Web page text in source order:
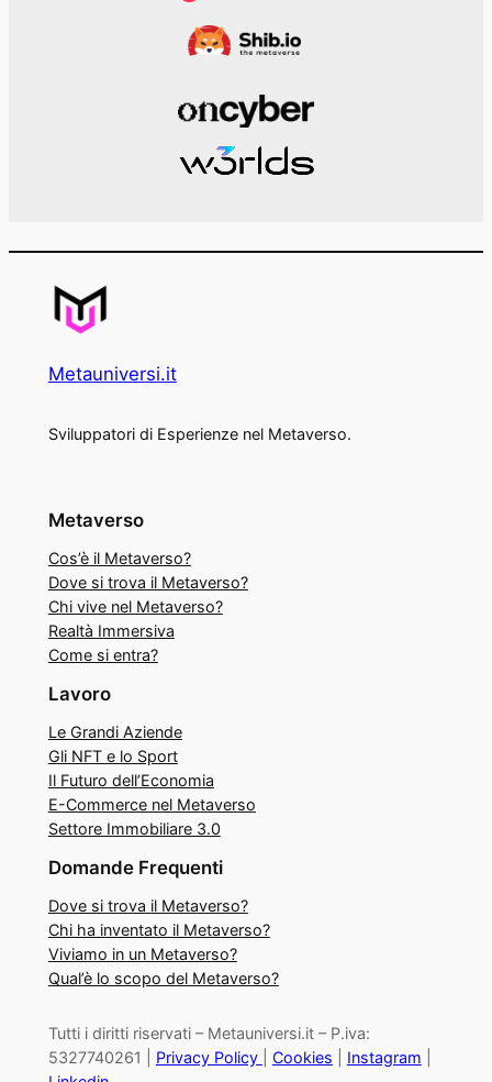
Metauniversi.it
Sviluppatori di Esperienze nel Metaverso.
Metaverso
Cos’è il Metaverso?
Dove si trova il Metaverso?
Chi vive nel Metaverso?
Realtà Immersiva
Come si entra?
Lavoro
Le Grandi Aziende
Gli NFT e lo Sport
Il Futuro dell’Economia
E-Commerce nel Metaverso
Settore Immobiliare 3.0
Domande Frequenti
Dove si trova il Metaverso?
Chi ha inventato il Metaverso?
Viviamo in un Metaverso?
Qual’è lo scopo del Metaverso?
Tutti i diritti riservati – Metauniversi.it – P.iva:
5327740261 | Privacy Policy Cookies Instagram